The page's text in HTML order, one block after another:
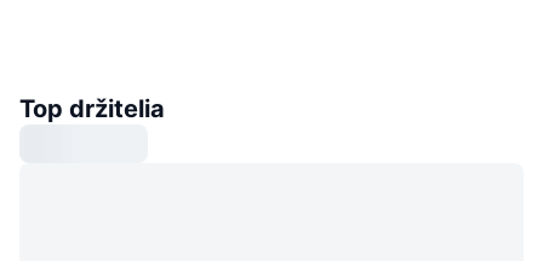
Top držitelia